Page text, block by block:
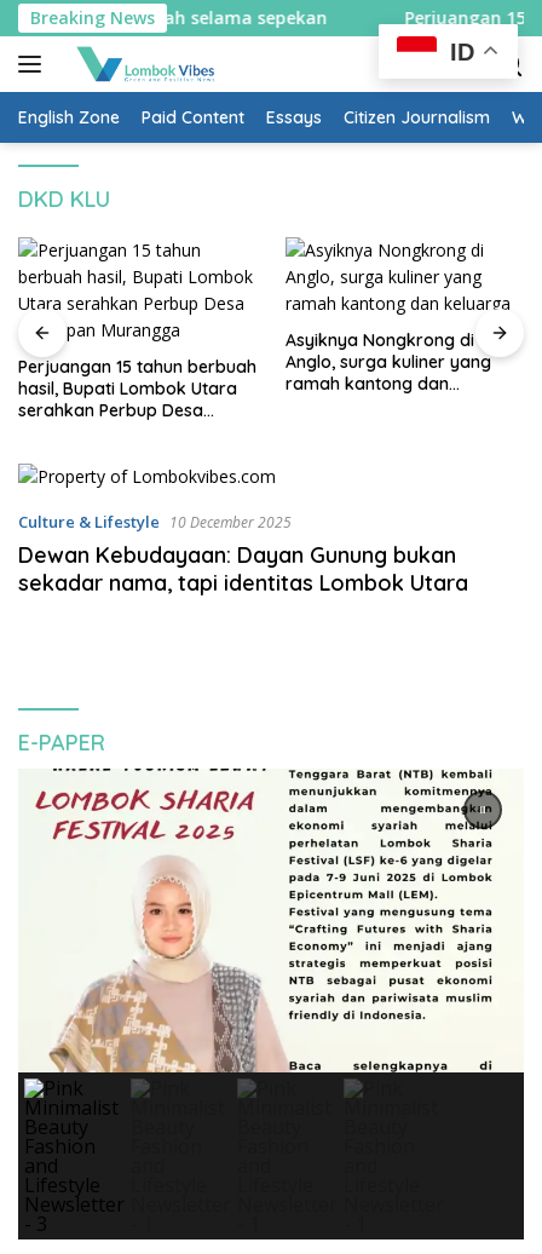
Skip
to
content
Breaking News
satu arah selama sepekan Perjuangan 15
English Zone Paid Content Essays Citizen Journalism
DKD KLU
Perjuangan 15 tahun berbuah
hasil, Bupati Lombok Utara
serahkan Perbup Desa
Asyiknya Nongkrong di
Anglo, surga kuliner yang
ramah kantong dan
Culture & Lifestyle 10 December 2025
Dewan Kebudayaan: Dayan Gunung bukan
sekadar nama, tapi identitas Lombok Utara
E-PAPER
ID